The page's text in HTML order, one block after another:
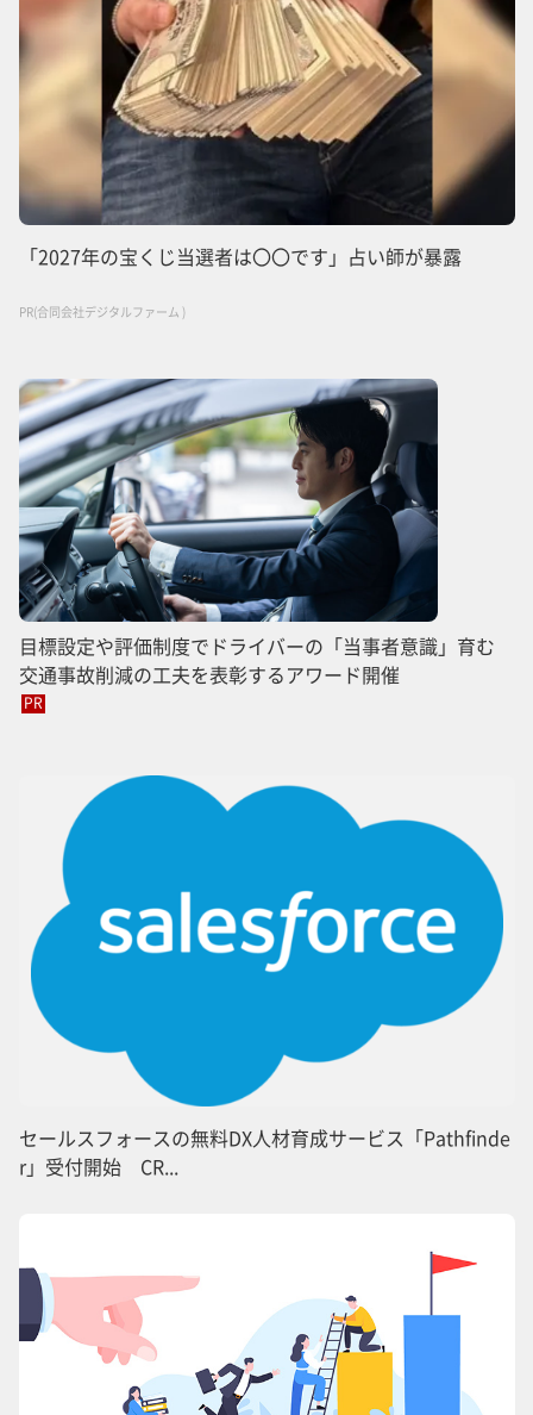
「2027年の宝くじ当選者は〇〇です」占い師が暴露
PR(合同会社デジタルファーム )
目標設定や評価制度でドライバーの「当事者意識」育む
交通事故削減の工夫を表彰するアワード開催
PR
セールスフォースの無料DX人材育成サービス「Pathfinde
r」受付開始 CR...